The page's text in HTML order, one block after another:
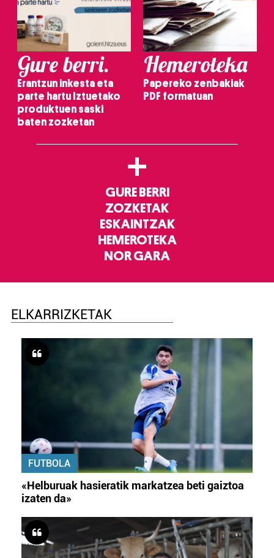
Gure berri.
Erantzun inkesta eta
parte hartu Iztuetako
produktuen saski
baten zozketan
Hemeroteka
Papereko zenbakiak
PDF formatuan
+
GURE BERRI
ZOZKETAK
ESKAINTZAK
HEMEROTEKA
NOR GARA
ELKARRIZKETAK
FUTBOLA
«Helburuak hasieratik markatzea beti gaiztoa
izaten da»